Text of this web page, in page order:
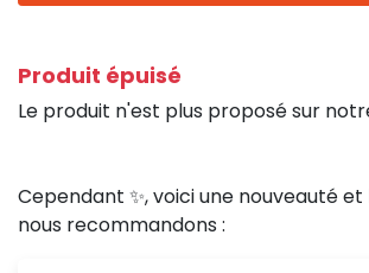
Produit épuisé
Le produit n'est plus proposé sur
Cependant ✨, voici une nouveauté
nous recommandons :